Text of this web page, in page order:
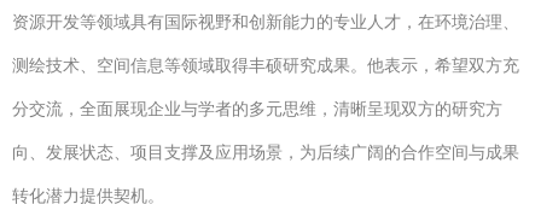
资源开发等领域具有国际视野和创新能力的专业人才，在环境治理、
测绘技术、空间信息等领域取得丰硕研究成果。他表示，希望双方充
分交流，全面展现企业与学者的多元思维，清晰呈现双方的研究方
向、发展状态、项目支撑及应用场景，为后续广阔的合作空间与成果
转化潜力提供契机。